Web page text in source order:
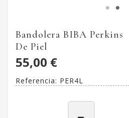
Bandolera BIBA Perkins
De Piel
55,00 €
Referencia: PER4L